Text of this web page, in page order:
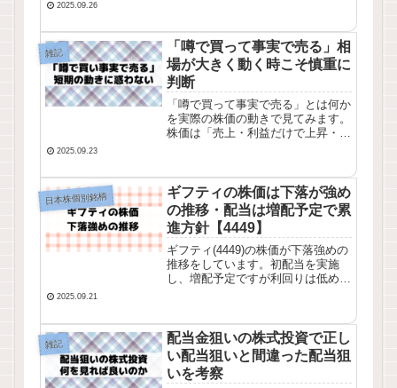
推移。業績推移・株価チャート・配
当推移を確認してみました。
2025.09.26
雑記
「噂で買って事実で売る」相
場が大きく動く時こそ慎重に
判断
「噂で買って事実で売る」とは何か
を実際の株価の動きで見てみます。
株価は「売上・利益だけで上昇・下
時こそ冷静に判断することが重要で
す。
2025.09.23
日本株個別銘柄
ギフティの株価は下落が強め
の推移・配当は増配予定で累
進方針【4449】
ギフティ(4449)の株価が下落強めの
推移をしています。初配当を実施
し、増配予定ですが利回りは低めで
配当推移を確認してみました。
2025.09.21
雑記
配当金狙いの株式投資で正し
い配当狙いと間違った配当狙
いを考察